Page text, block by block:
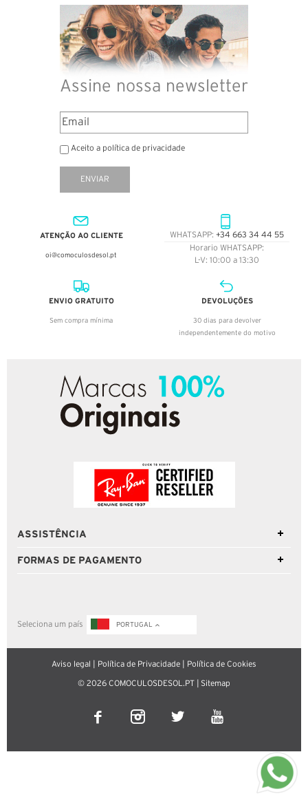
Assine nossa newsletter
Aceito a política de privacidade
ENVIAR
ATENÇÃO AO CLIENTE
oi@comoculosdesol.pt
WHATSAPP: +34 663 34 44 55
Horario WHATSAPP:
L-V: 10:00 a 13:30
ENVIO GRATUITO
Sem compra mínima
DEVOLUÇÕES
30 dias para devolver
independentemente do motivo
ASSISTÊNCIA
FORMAS DE PAGAMENTO
Seleciona um país PORTUGAL
Aviso legal Política de Privacidade Política de Cookies
© 2026 COMOCULOSDESOL.PT | Sitemap